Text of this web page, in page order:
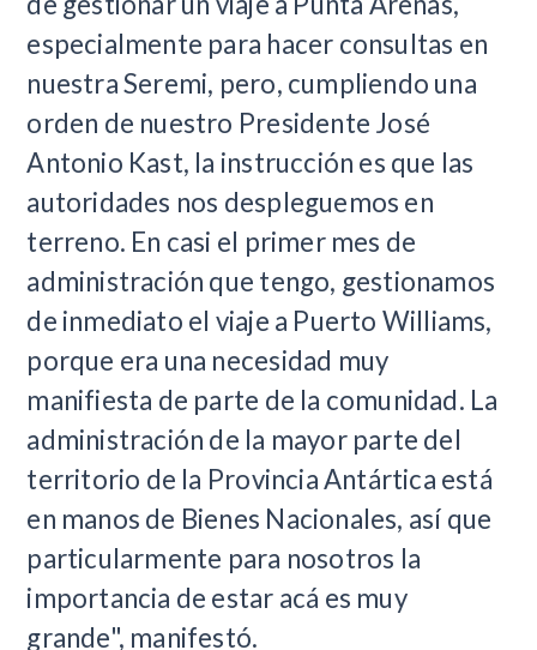
especialmente para hacer consultas en
nuestra Seremi, pero, cumpliendo una
orden de nuestro Presidente José
Antonio Kast, la instrucción es que las
autoridades nos despleguemos en
terreno. En casi el primer mes de
administración que tengo, gestionamos
de inmediato el viaje a Puerto Williams,
porque era una necesidad muy
manifiesta de parte de la comunidad. La
administración de la mayor parte del
territorio de la Provincia Antártica está
en manos de Bienes Nacionales, así que
particularmente para nosotros la
importancia de estar acá es muy
grande", manifestó.